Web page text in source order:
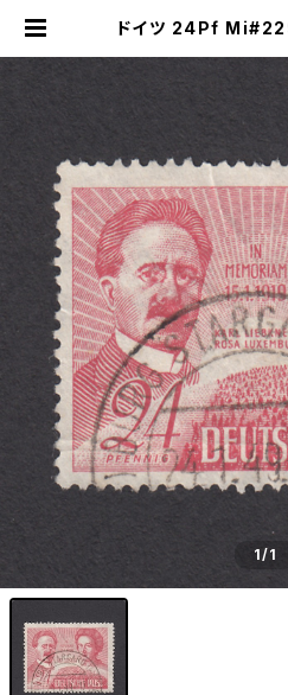
ドイツ 24Pf
スタンプのネットシ
1/1